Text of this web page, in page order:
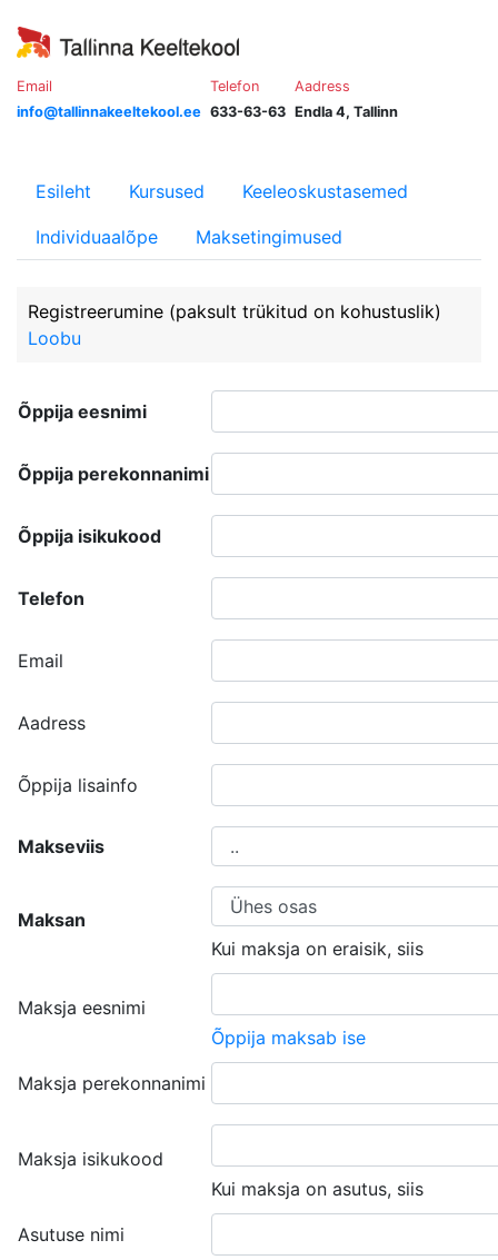
Email
info@tallinnakeeltekool.ee
Telefon
633-63-63
Aadress
Endla 4, Tallinn
Esileht Kursused Keeleoskustasemed
Individuaalõpe Maksetingimused
Registreerumine (paksult trükitud on kohustuslik)
Loobu
Õppija eesnimi
Õppija perekonnanimi
Õppija isikukood
Telefon
Email
Aadress
Õppija lisainfo
Makseviis
Maksan
Kui maksja on eraisik, siis
Maksja eesnimi
Õppija maksab ise
Maksja perekonnanimi
Maksja isikukood
Kui maksja on asutus, siis
Asutuse nimi